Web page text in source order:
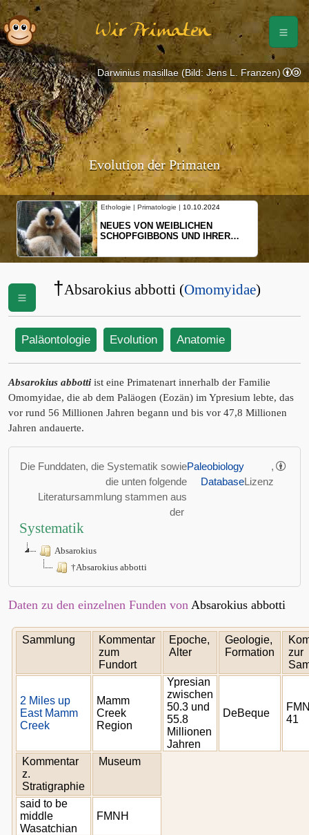
Wir Primaten
Evolution der Primaten
Ethologie | Primatologie | 10.10.2024
NEUES VON WEIBLICHEN
SCHOPFGIBBONS UND IHRER
Darwinius masillae (Bild: Jens L. Franzen)
†Absarokius abbotti (Omomyidae)
Paläontologie Evolution Anatomie
Absarokius abbotti ist eine Primatenart innerhalb der Familie
Omomyidae, die ab dem Paläogen (Eozän) im Ypresium lebte, das
vor rund 56 Millionen Jahren begann und bis vor 47,8 Millionen
Jahren andauerte.
Die Funddaten, die Systematik sowie
die unten folgende
Literatursammlung stammen aus
der
Paleobiology
Database
,
Lizenz
Systematik
Absarokius
†Absarokius abbotti
Daten zu den einzelnen Funden von Absarokius abbotti
Sammlung
Kommentar
zum
Fundort
Epoche,
Alter
Geologie,
Formation
zur
2 Miles up
East Mamm
Creek
Mamm
Creek
Region
Ypresian
zwischen
50.3 und
55.8
Millionen
Jahren
DeBeque
41
Kommentar
z.
Stratigraphie
Museum
said to be
middle
Wasatchian
FMNH